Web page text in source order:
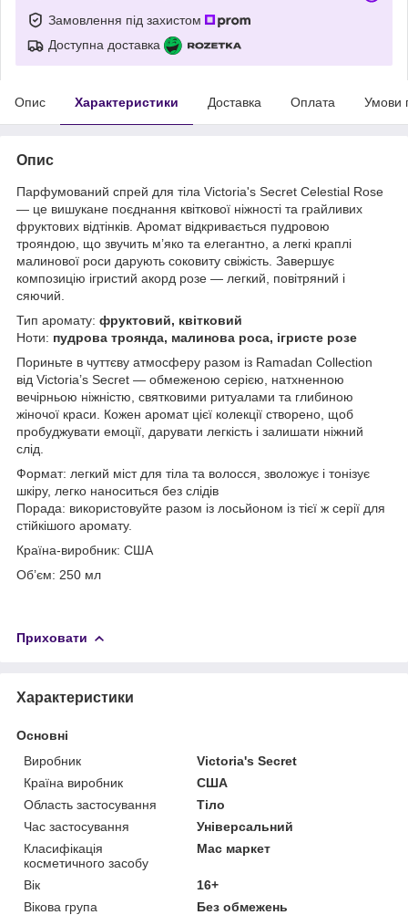
Замовлення під захистом
Доступна доставка
Опис Характеристики Доставка Оплата Умови
Опис
Парфумований спрей для тіла Victoria's Secret Celestial Rose
— це вишукане поєднання квіткової ніжності та грайливих
фруктових відтінків. Аромат відкривається пудровою
трояндою, що звучить м’яко та елегантно, а легкі краплі
малинової роси дарують соковиту свіжість. Завершує
композицію ігристий акорд розе — легкий, повітряний і
сяючий.
Тип аромату: фруктовий, квітковий
Ноти: пудрова троянда, малинова роса, ігристе розе
Пориньте в чуттєву атмосферу разом із Ramadan Collection
від Victoria’s Secret — обмеженою серією, натхненною
вечірньою ніжністю, святковими ритуалами та глибиною
жіночої краси. Кожен аромат цієї колекції створено, щоб
пробуджувати емоції, дарувати легкість і залишати ніжний
слід.
Формат: легкий міст для тіла та волосся, зволожує і тонізує
шкіру, легко наноситься без слідів
Порада: використовуйте разом із лосьйоном із тієї ж серії для
стійкішого аромату.
Країна-виробник: США
Об’єм: 250 мл
Приховати
Характеристики
Основні
Виробник
Victoria's Secret
Країна виробник
США
Область застосування
Тіло
Час застосування
Універсальний
Класифікація
косметичного засобу
Мас маркет
Вік
16+
Вікова група
Без обмежень